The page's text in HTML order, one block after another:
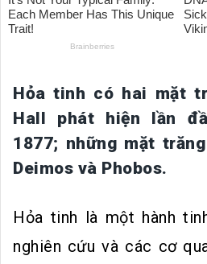
Hỏa tinh có hai mặt
Hall phát hiện lần
1877; những mặt
Deimos và Phobos.
Hỏa tinh là một hành
nghiên cứu và các cơ